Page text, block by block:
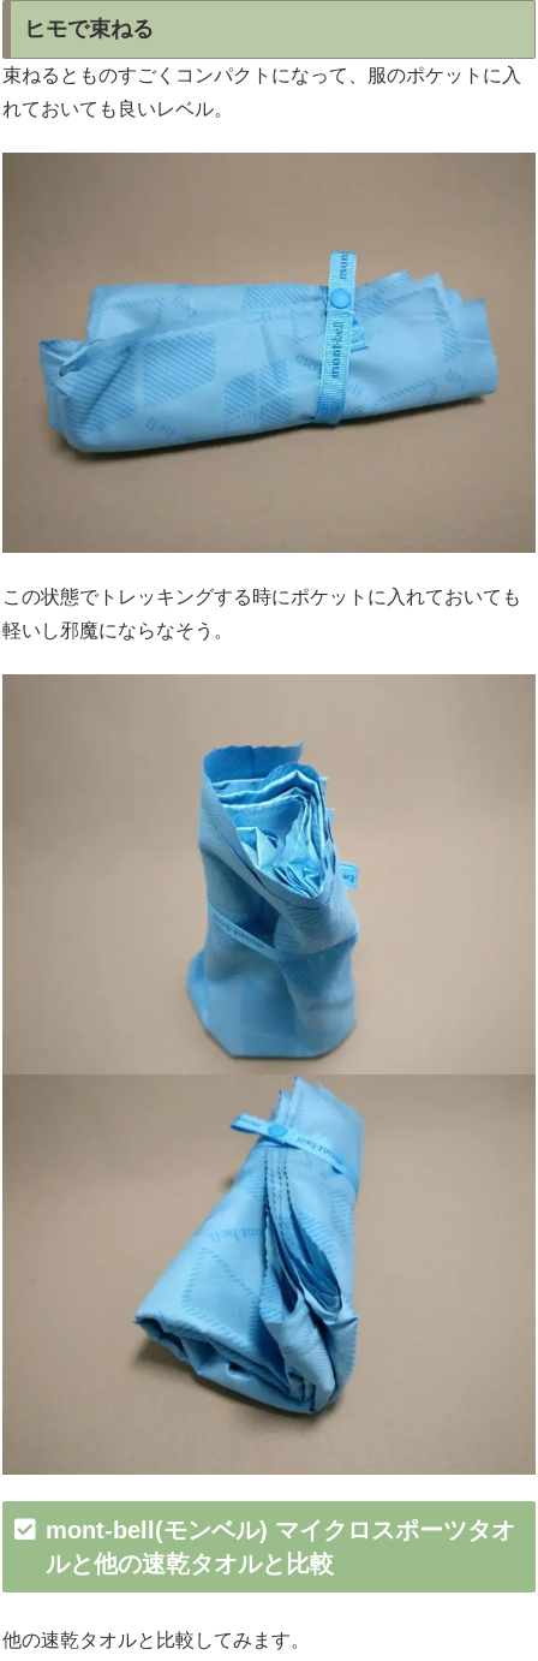
ヒモで束ねる
束ねるとものすごくコンパクトになって、服のポケットに入
れておいても良いレベル。
この状態でトレッキングする時にポケットに入れておいても
軽いし邪魔にならなそう。
mont-bell(モンベル) マイクロスポーツタオ
ルと他の速乾タオルと比較
他の速乾タオルと比較してみます。